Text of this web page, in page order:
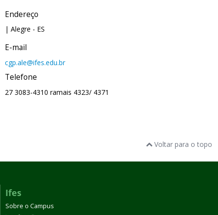
Endereço
| Alegre - ES
E-mail
cgp.ale@ifes.edu.br
Telefone
27 3083-4310 ramais 4323/ 4371
Voltar para o topo
Ifes
Sobre o Campus